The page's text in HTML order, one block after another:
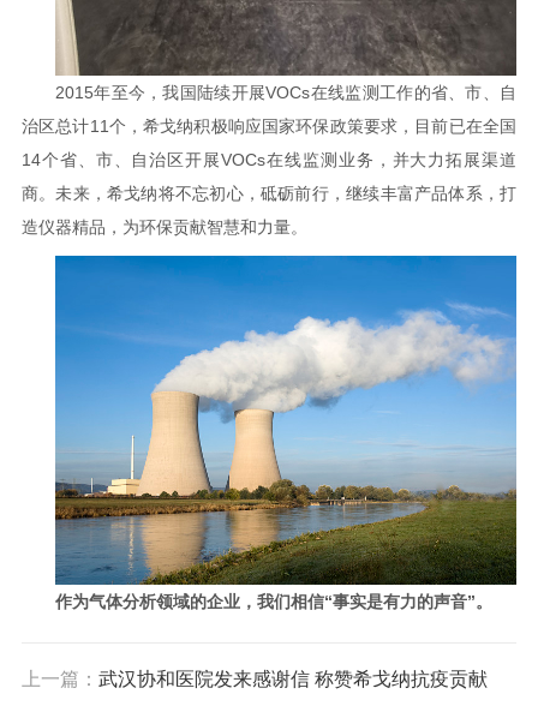
2015年至今，我国陆续开展VOCs在线监测工作的省、市、自
治区总计11个，希戈纳积极响应国家环保政策要求，目前已在全国
14个省、市、自治区开展VOCs在线监测业务，并大力拓展渠道
商。未来，希戈纳将不忘初心，砥砺前行，继续丰富产品体系，打
造仪器精品，为环保贡献智慧和力量。
作为气体分析领域的企业，我们相信“事实是有力的声音”。
上一篇： 武汉协和医院发来感谢信 称赞希戈纳抗疫贡献